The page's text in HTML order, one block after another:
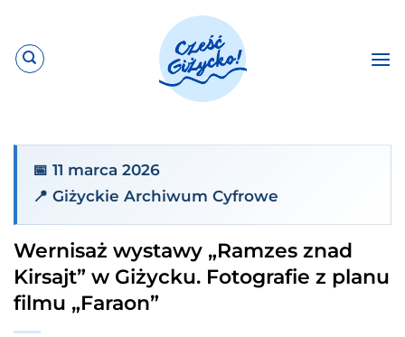
zawartości
📅 11 marca 2026
📍 Giżyckie Archiwum Cyfrowe
Wernisaż wystawy „Ramzes znad
Kirsajt” w Giżycku. Fotografie z planu
filmu „Faraon”